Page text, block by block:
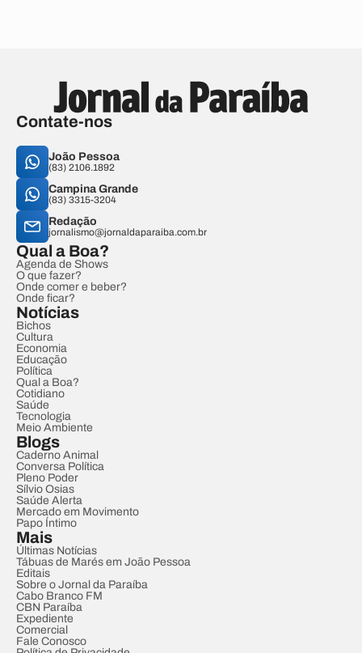
Contate-nos
João Pessoa
(83) 2106.1892
Campina Grande
(83) 3315-3204
Redação
jornalismo@jornaldaparaiba.com.br
Qual a Boa?
Agenda de Shows
O que fazer?
Onde comer e beber?
Onde ficar?
Notícias
Bichos
Cultura
Economia
Educação
Política
Qual a Boa?
Cotidiano
Saúde
Tecnologia
Meio Ambiente
Blogs
Caderno Animal
Conversa Política
Pleno Poder
Sílvio Osias
Saúde Alerta
Mercado em Movimento
Papo Íntimo
Mais
Últimas Notícias
Tábuas de Marés em João Pessoa
Editais
Sobre o Jornal da Paraíba
Cabo Branco FM
CBN Paraíba
Expediente
Comercial
Fale Conosco